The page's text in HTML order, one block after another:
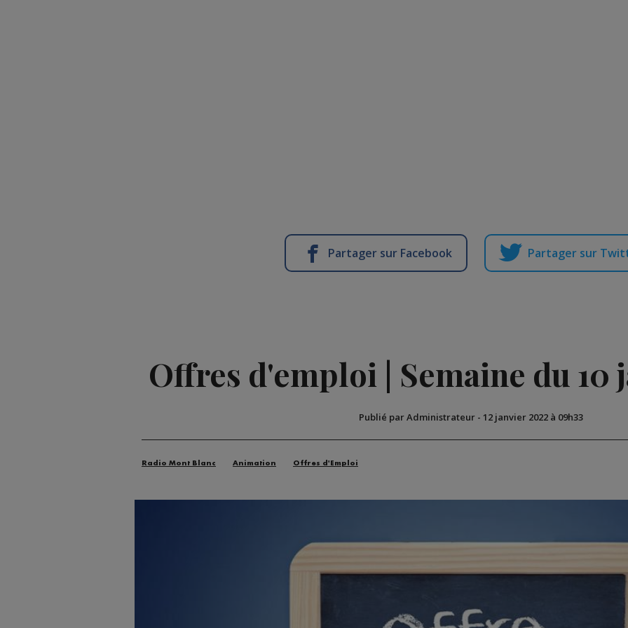
Partager sur Facebook Partager sur
Offres d'emploi | Semaine du 10
Publié par Administrateur - 12 janvier 2022 à 09h33
Radio Mont Blanc Animation Offres d'Emploi